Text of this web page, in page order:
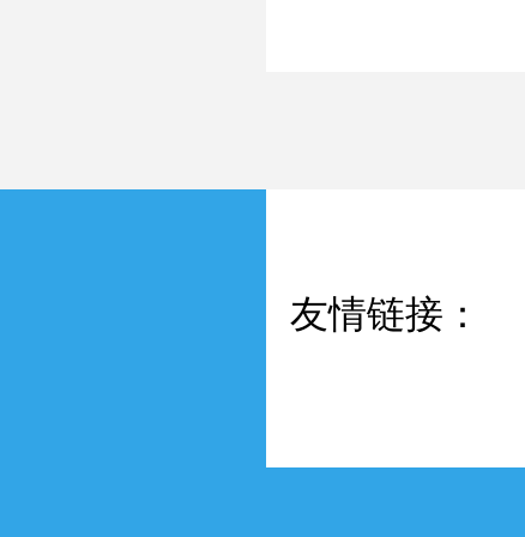
友情链接：